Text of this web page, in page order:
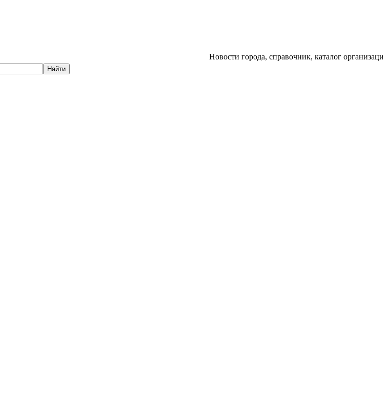
Новости города, справочник, каталог организаций,
Найти